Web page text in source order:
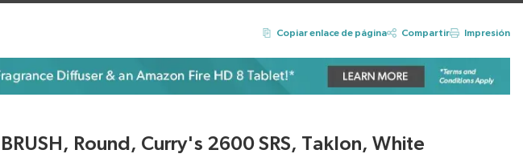
Copiar enlace de página Compartir Impresión
BRUSH, Round, Curry's 2600 SRS, Taklon, White